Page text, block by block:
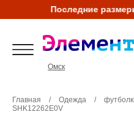
Последние
Омск
Главная / Одежда /
SHK12262E0V